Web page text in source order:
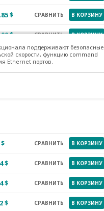
$ СРАВНИТЬ В КОРЗИНУ
$ СРАВНИТЬ В КОРЗИНУ
$ СРАВНИТЬ В КОРЗИНУ
$ СРАВНИТЬ В КОРЗИНУ
поддерживают безопасные
скорости, функцию command
Ethernet портов.
СРАВНИТЬ В КОРЗИНУ
$ СРАВНИТЬ В КОРЗИНУ
$ СРАВНИТЬ В КОРЗИНУ
$ СРАВНИТЬ В КОРЗИНУ